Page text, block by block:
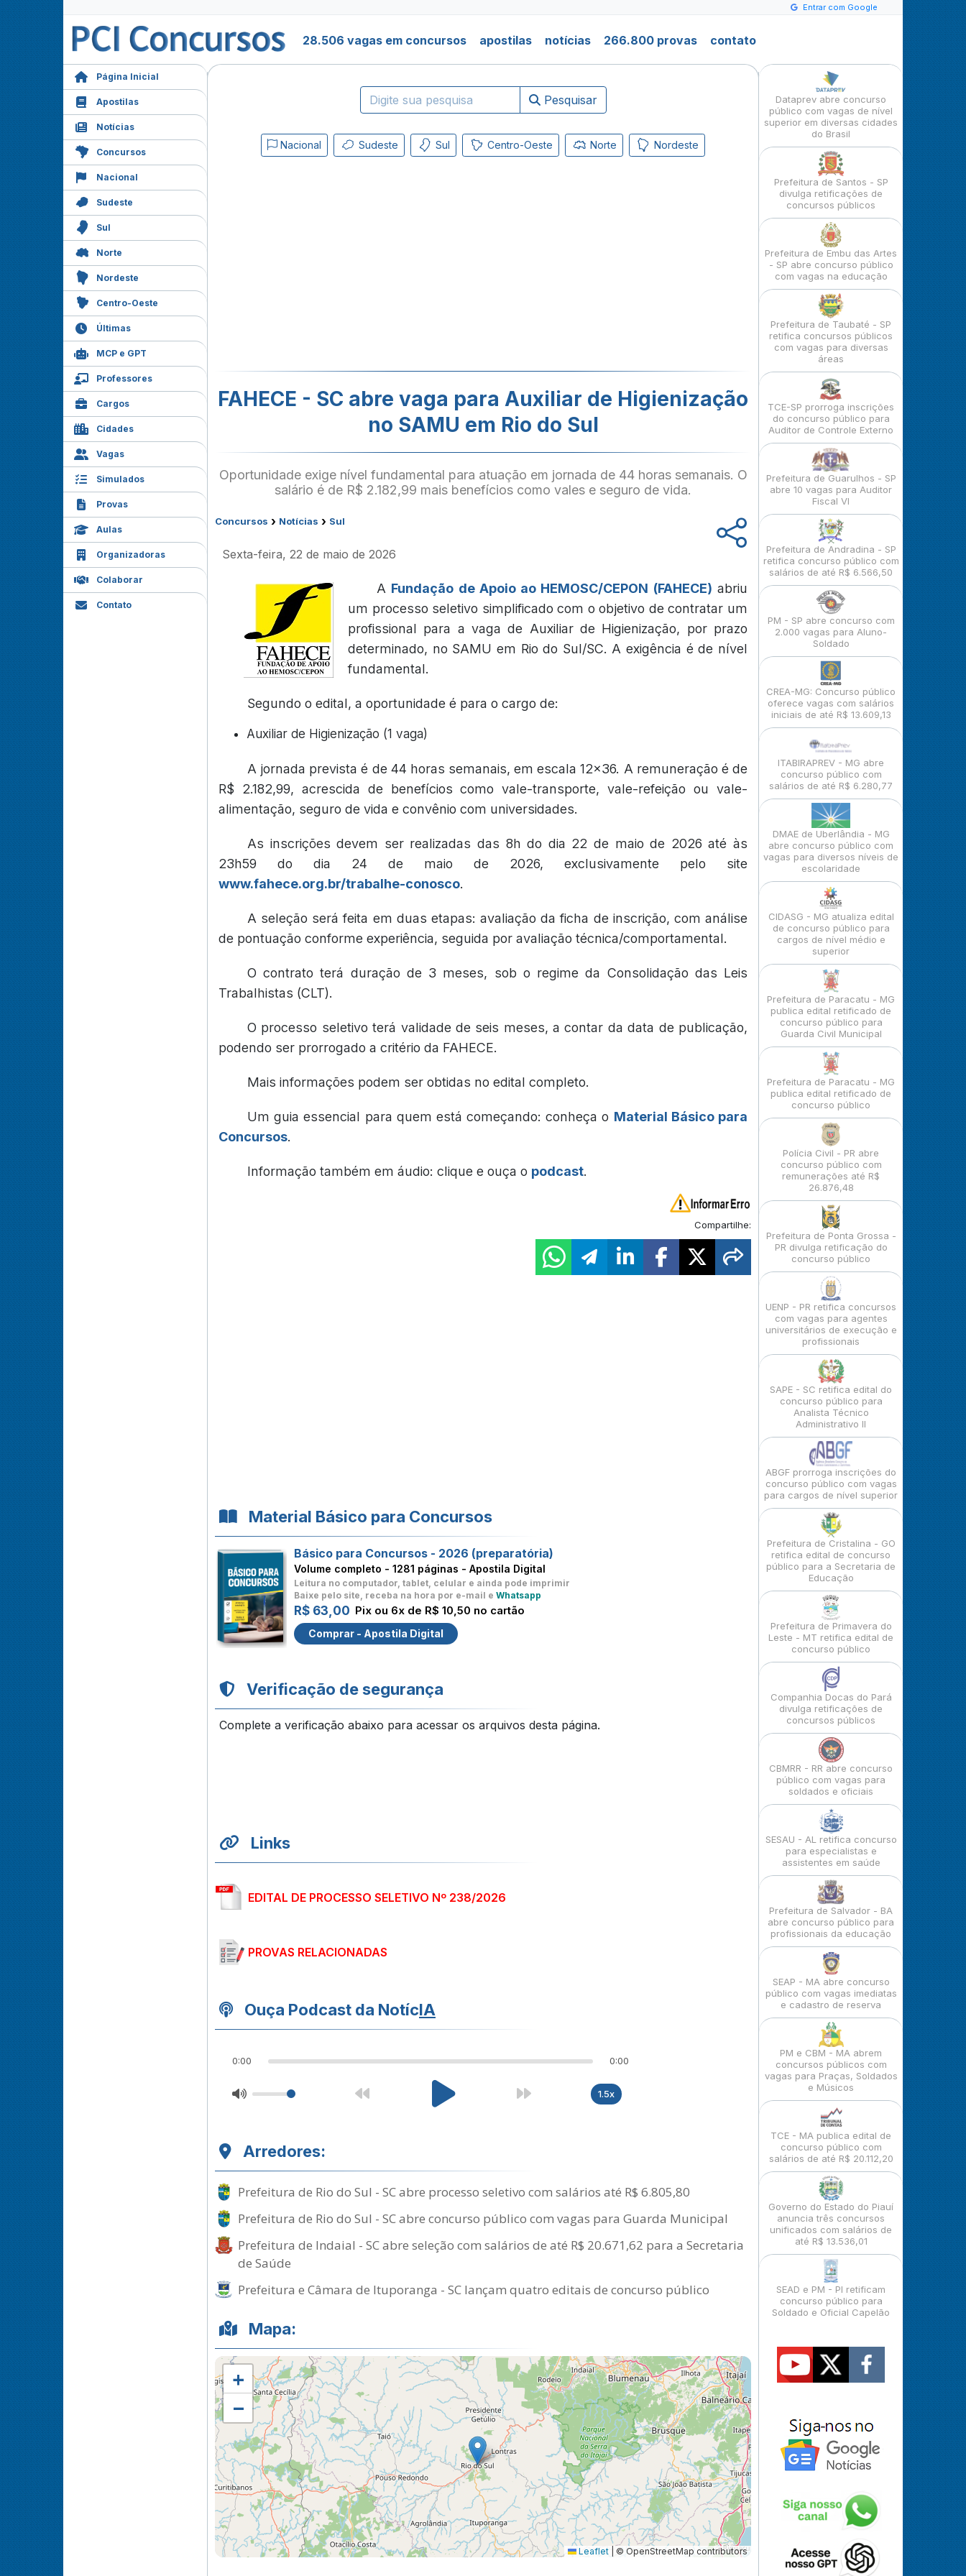
Entrar com Google
28.506 vagas em concursos apostilas notícias 266.800 provas contato
Página Inicial
Apostilas
Notícias
Concursos
Nacional
Sudeste
Sul
Norte
Nordeste
Centro-Oeste
Últimas
MCP e GPT
Professores
Cargos
Cidades
Vagas
Simulados
Provas
Aulas
Organizadoras
Colaborar
Contato
Pesquisar
Nacional Sudeste Sul Centro-Oeste Norte Nordeste
FAHECE - SC abre vaga para Auxiliar de Higienização
no SAMU em Rio do Sul
Oportunidade exige nível fundamental para atuação em jornada de 44 horas semanais. O
salário é de R$ 2.182,99 mais benefícios como vales e seguro de vida.
Concursos › Notícias › Sul
Sexta-feira, 22 de maio de 2026
A Fundação de Apoio ao HEMOSC/CEPON (FAHECE) abriu
um processo seletivo simplificado com o objetivo de contratar um
profissional para a vaga de Auxiliar de Higienização, por prazo
determinado, no SAMU em Rio do Sul/SC. A exigência é de nível
fundamental.
Segundo o edital, a oportunidade é para o cargo de:
Auxiliar de Higienização (1 vaga)
A jornada prevista é de 44 horas semanais, em escala 12x36. A remuneração é de
R$ 2.182,99, acrescida de benefícios como vale-transporte, vale-refeição ou vale-
alimentação, seguro de vida e convênio com universidades.
As inscrições devem ser realizadas das 8h do dia 22 de maio de 2026 até às
23h59 do dia 24 de maio de 2026, exclusivamente pelo site
www.fahece.org.br/trabalhe-conosco.
A seleção será feita em duas etapas: avaliação da ficha de inscrição, com análise
de pontuação conforme experiência, seguida por avaliação técnica/comportamental.
O contrato terá duração de 3 meses, sob o regime da Consolidação das Leis
Trabalhistas (CLT).
O processo seletivo terá validade de seis meses, a contar da data de publicação,
podendo ser prorrogado a critério da FAHECE.
Mais informações podem ser obtidas no edital completo.
Um guia essencial para quem está começando: conheça o Material Básico para
Concursos.
Informação também em áudio: clique e ouça o podcast.
Compartilhe:
Material Básico para Concursos
Básico para Concursos - 2026 (preparatória)
Volume completo - 1281 páginas - Apostila Digital
Leitura no computador, tablet, celular e ainda pode imprimir
Baixe pelo site, receba na hora por e-mail e Whatsapp
R$ 63,00 Pix ou 6x de R$ 10,50 no cartão
Comprar - Apostila Digital
Verificação de segurança
Complete a verificação abaixo para acessar os arquivos desta página.
Links
EDITAL DE PROCESSO SELETIVO Nº 238/2026
PROVAS RELACIONADAS
Ouça Podcast da NotícIA
0:00 0:00
1.5x
Arredores:
Prefeitura de Rio do Sul - SC abre processo seletivo com salários até R$ 6.805,80
Prefeitura de Rio do Sul - SC abre concurso público com vagas para Guarda Municipal
Prefeitura de Indaial - SC abre seleção com salários de até R$ 20.671,62 para a Secretaria
de Saúde
Prefeitura e Câmara de Ituporanga - SC lançam quatro editais de concurso público
Mapa:
+
−
Leaflet © OpenStreetMap contributors
Dataprev abre concurso
público com vagas de nível
superior em diversas cidades
do Brasil
Prefeitura de Santos - SP
divulga retificações de
concursos públicos
Prefeitura de Embu das Artes
- SP abre concurso público
com vagas na educação
Prefeitura de Taubaté - SP
retifica concursos públicos
com vagas para diversas
áreas
TCE-SP prorroga inscrições
do concurso público para
Auditor de Controle Externo
Prefeitura de Guarulhos - SP
abre 10 vagas para Auditor
Fiscal VI
Prefeitura de Andradina - SP
retifica concurso público com
salários de até R$ 6.566,50
PM - SP abre concurso com
2.000 vagas para Aluno-
Soldado
CREA-MG: Concurso público
oferece vagas com salários
iniciais de até R$ 13.609,13
ITABIRAPREV - MG abre
concurso público com
salários de até R$ 6.280,77
DMAE de Uberlândia - MG
abre concurso público com
vagas para diversos níveis de
escolaridade
CIDASG - MG atualiza edital
de concurso público para
cargos de nível médio e
superior
Prefeitura de Paracatu - MG
publica edital retificado de
concurso público para
Guarda Civil Municipal
Prefeitura de Paracatu - MG
publica edital retificado de
concurso público
Polícia Civil - PR abre
concurso público com
remunerações até R$
26.876,48
Prefeitura de Ponta Grossa -
PR divulga retificação do
concurso público
UENP - PR retifica concursos
com vagas para agentes
universitários de execução e
profissionais
SAPE - SC retifica edital do
concurso público para
Analista Técnico
Administrativo II
ABGF prorroga inscrições do
concurso público com vagas
para cargos de nível superior
Prefeitura de Cristalina - GO
retifica edital de concurso
público para a Secretaria de
Educação
Prefeitura de Primavera do
Leste - MT retifica edital de
concurso público
Companhia Docas do Pará
divulga retificações de
concursos públicos
CBMRR - RR abre concurso
público com vagas para
soldados e oficiais
SESAU - AL retifica concurso
para especialistas e
assistentes em saúde
Prefeitura de Salvador - BA
abre concurso público para
profissionais da educação
SEAP - MA abre concurso
público com vagas imediatas
e cadastro de reserva
PM e CBM - MA abrem
concursos públicos com
vagas para Praças, Soldados
e Músicos
TCE - MA publica edital de
concurso público com
salários de até R$ 20.112,20
Governo do Estado do Piauí
anuncia três concursos
unificados com salários de
até R$ 13.536,01
SEAD e PM - PI retificam
concurso público para
Soldado e Oficial Capelão